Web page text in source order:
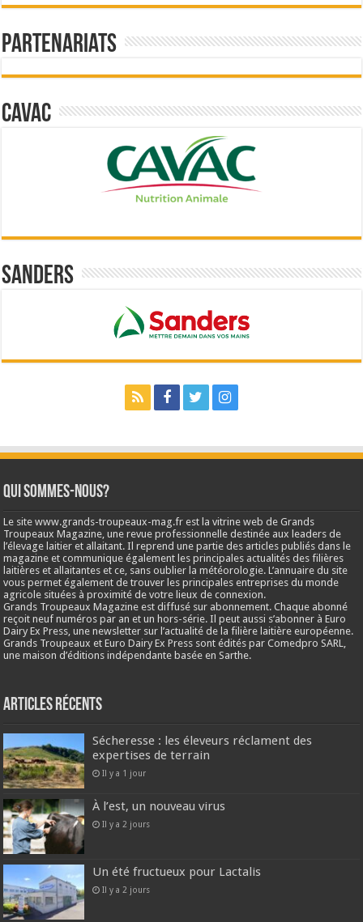
Partenariats
Cavac
Sanders
Qui sommes-nous?
Le site www.grands-troupeaux-mag.fr est la vitrine web de Grands
Troupeaux Magazine, une revue professionnelle destinée aux leaders de
l’élevage laitier et allaitant. Il reprend une partie des articles publiés dans le
magazine et communique également les principales actualités des filières
laitières et allaitantes et ce, sans oublier la météorologie. L’annuaire du site
vous permet également de trouver les principales entreprises du monde
agricole situées à proximité de votre lieux de connexion.
Grands Troupeaux Magazine est diffusé sur abonnement. Chaque abonné
reçoit neuf numéros par an et un hors-série. Il peut aussi s’abonner à Euro
Dairy Ex Press, une newsletter sur l’actualité de la filière laitière européenne.
Grands Troupeaux et Euro Dairy Ex Press sont édités par Comedpro SARL,
une maison d’éditions indépendante basée en Sarthe.
Articles récents
Sécheresse : les éleveurs réclament des
expertises de terrain
Il y a 1 jour
À l’est, un nouveau virus
Il y a 2 jours
Un été fructueux pour Lactalis
Il y a 2 jours